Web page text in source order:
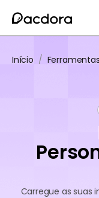
Início / Ferramentas
Carregue as suas